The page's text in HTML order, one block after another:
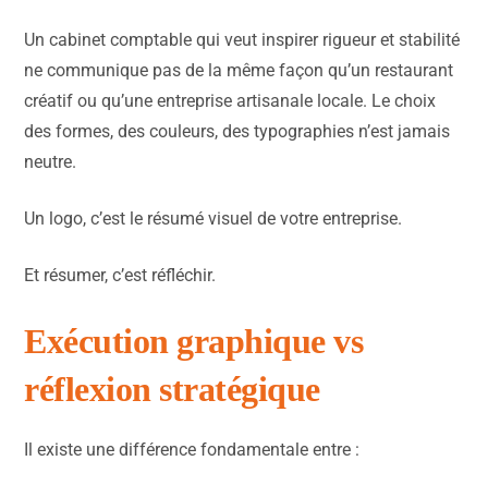
Un cabinet comptable qui veut inspirer rigueur et stabilité
ne communique pas de la même façon qu’un restaurant
créatif ou qu’une entreprise artisanale locale. Le choix
des formes, des couleurs, des typographies n’est jamais
neutre.
Un logo, c’est le résumé visuel de votre entreprise.
Et résumer, c’est réfléchir.
Exécution graphique vs
réflexion stratégique
Il existe une différence fondamentale entre :